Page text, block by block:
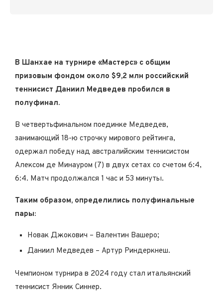
В Шанхае на турнире «Мастерс» с общим
призовым фондом около $9,2 млн российский
теннисист Даниил Медведев пробился в
полуфинал.
В четвертьфинальном поединке Медведев,
занимающий 18-ю строчку мирового рейтинга,
одержал победу над австралийским теннисистом
Алексом де Минауром (7) в двух сетах со счетом 6:4,
6:4. Матч продолжался 1 час и 53 минуты.
Таким образом, определились полуфинальные
пары:
Новак Джокович – Валентин Вашеро;
Даниил Медведев – Артур Риндеркнеш.
Чемпионом турнира в 2024 году стал итальянский
теннисист Янник Синнер.